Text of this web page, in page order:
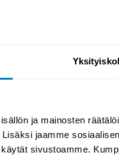
ja mainosten
jaamme
sivustoamme.
/
niin